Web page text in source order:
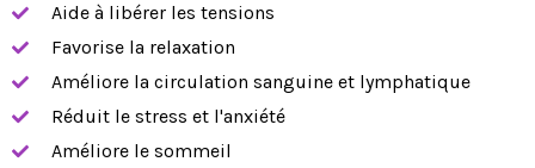
Aide à libérer les tensions
Favorise la relaxation
Améliore la circulation sanguine et lymphatique
Réduit le stress et l'anxiété
Améliore le sommeil